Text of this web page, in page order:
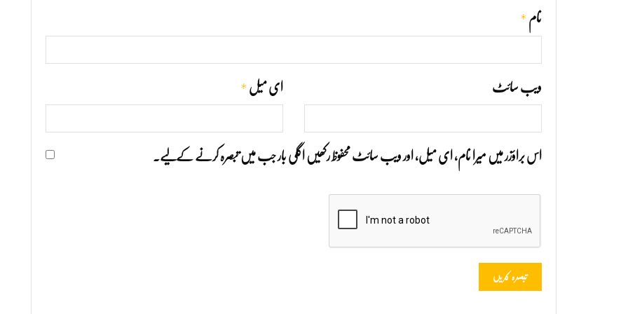
نام *
ای میل * ویب‌ سائٹ
اس براؤزر میں میرا نام، ای میل، اور ویب سائٹ محفوظ رکھیں اگلی بار جب میں تبصرہ کرنے کےلیے۔